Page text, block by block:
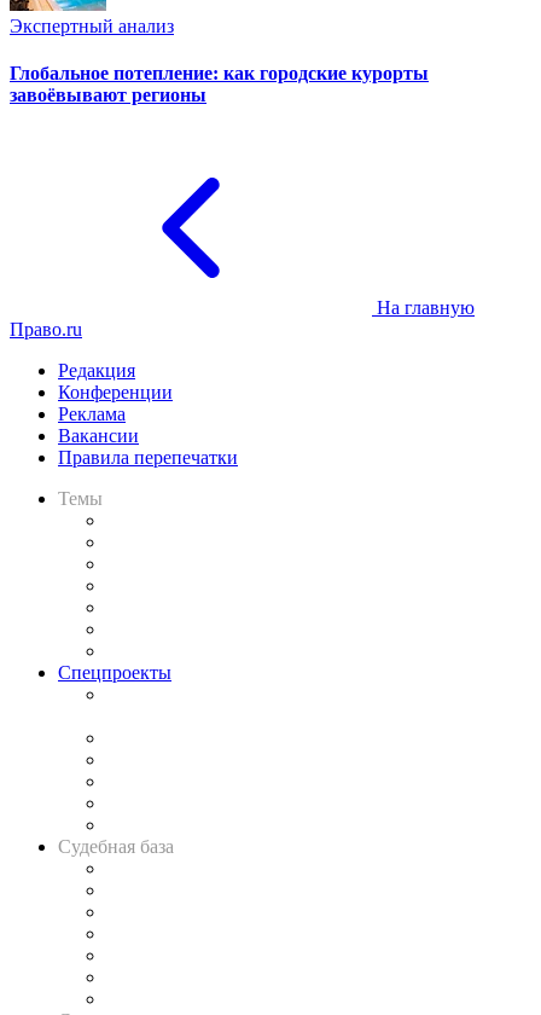
Экспертный анализ
Глобальное потепление: как городские курорты
завоёвывают регионы
На главную
Право.ru
Редакция
Конференции
Реклама
Вакансии
Правила перепечатки
Темы
Спецпроекты
Судебная база